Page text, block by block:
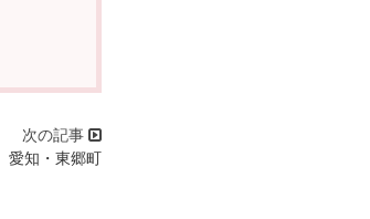
知・東郷町